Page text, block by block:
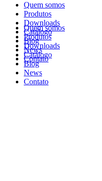
Quem somos
Produtos
Downloads
Catálogo
Blog
News
Contato
Quem somos
Produtos
Downloads
Catálogo
Blog
News
Contato